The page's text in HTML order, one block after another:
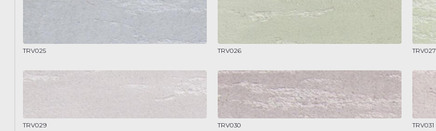
TRV025 TRV026 TRV027
TRV029 TRV030 TRV031